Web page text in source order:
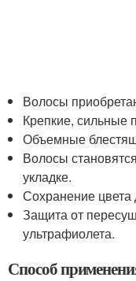
Волосы
Крепкие, сильные
Объемные
Волосы
укладке.
Сохранение
Защита от
ультрафиолета.
Способ